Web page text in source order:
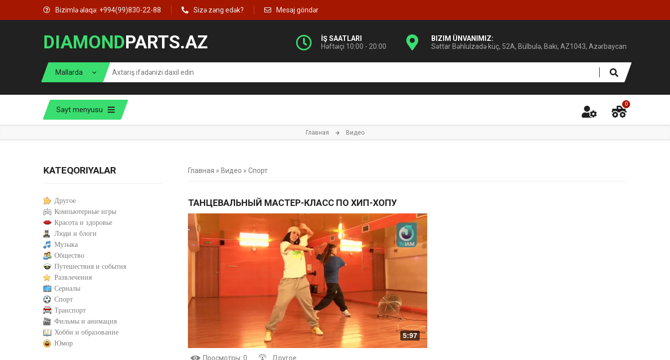
Bizimlə əlaqə: +994(99)830-22-88 Sizə zəng edək? Mesaj göndər
DIAMONDPARTS.AZ
İŞ SAATLARI
Həftəiçi 10:00 - 20:00
BIZIM ÜNVANIMIZ:
Səttar Bəhlulzadə küç, 52A, Bülbulə, Bakı, AZ1043, Azərbaycan
Sayt menyusu
0
Главная Видео
Главная » Видео » Спорт
ТАНЦЕВАЛЬНЫЙ МАСТЕР-КЛАСС ПО ХИП-ХОПУ
5:97
Просмотры: 0 Другое
KATEQORIYALAR
Другое
Компьютерные игры
Красота и здоровье
Люди и блоги
Музыка
Общество
Путешествия и события
Развлечения
Сериалы
Спорт
Транспорт
Фильмы и анимация
Хобби и образование
Юмор